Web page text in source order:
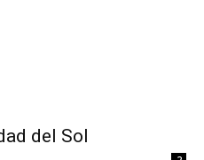
del Sol